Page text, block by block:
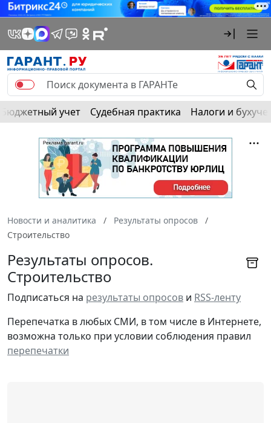
Бюджетный учет Судебная практика Налоги и
Новости и аналитика
Результаты опросов
Строительство
Результаты опросов.
Строительство
Подписаться на результаты опросов и RSS-ленту
Перепечатка в любых СМИ, в том числе в Интернете,
возможна только при условии соблюдения правил
перепечатки